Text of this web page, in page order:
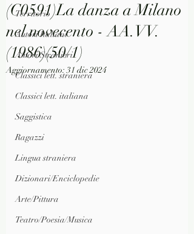
Territorio
Autori Italiani
Autori Stranieri
Classici lett. straniera
Classici lett. italiana
Saggistica
Ragazzi
Lingua straniera
Dizionari/Enciclopedie
Arte/Pittura
Teatro/Poesia/Musica
(C0591)La danza a Milano
nel novecento - AA.VV.
(1986)(50/1)
Aggiornamento:31 dic 2024